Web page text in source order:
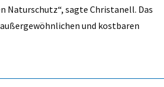
Naturschutz“, sagte Christanell. Das
und kostbaren